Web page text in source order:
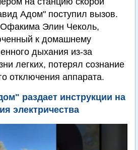
Адом" поступил вызов.
Офакима Элин Чеколь,
к домашнему
дыхания из-за
легких, потерял сознание
отключения аппарата.
раздает инструкции на
электричества